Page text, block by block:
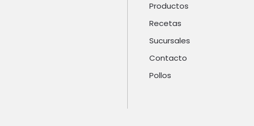
Productos
Recetas
Sucursales
Contacto
Pollos